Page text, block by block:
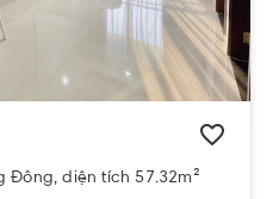
Đông, diện tích 57.32m²